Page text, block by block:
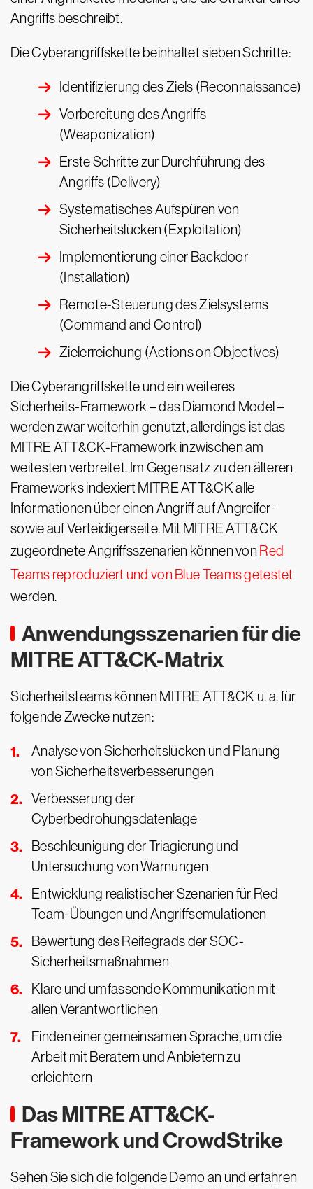
Angriffs beschreibt.
Die Cyberangriffskette beinhaltet sieben Schritte:
Identifizierung des Ziels (Reconnaissance)
Vorbereitung des Angriffs
(Weaponization)
Erste Schritte zur Durchführung des
Angriffs (Delivery)
Systematisches Aufspüren von
Sicherheitslücken (Exploitation)
Implementierung einer Backdoor
(Installation)
Remote-Steuerung des Zielsystems
(Command and Control)
Zielerreichung (Actions on Objectives)
Die Cyberangriffskette und ein weiteres
Sicherheits-Framework – das Diamond Model –
werden zwar weiterhin genutzt, allerdings ist das
MITRE ATT&CK-Framework inzwischen am
weitesten verbreitet. Im Gegensatz zu den älteren
Frameworks indexiert MITRE ATT&CK alle
Informationen über einen Angriff auf Angreifer-
sowie auf Verteidigerseite. Mit MITRE ATT&CK
zugeordnete Angriffsszenarien können von Red
Teams reproduziert und von Blue Teams getestet
werden.
Anwendungsszenarien für die
MITRE ATT&CK-Matrix
Sicherheitsteams können MITRE ATT&CK u. a. für
folgende Zwecke nutzen:
Analyse von Sicherheitslücken und Planung
von Sicherheitsverbesserungen
Verbesserung der
Cyberbedrohungsdatenlage
Beschleunigung der Triagierung und
Untersuchung von Warnungen
Entwicklung realistischer Szenarien für Red
Team-Übungen und Angriffsemulationen
Bewertung des Reifegrads der SOC-
Sicherheitsmaßnahmen
Klare und umfassende Kommunikation mit
allen Verantwortlichen
Finden einer gemeinsamen Sprache, um die
Arbeit mit Beratern und Anbietern zu
erleichtern
Das MITRE ATT&CK-
Framework und CrowdStrike
Sehen Sie sich die folgende Demo an und erfahren